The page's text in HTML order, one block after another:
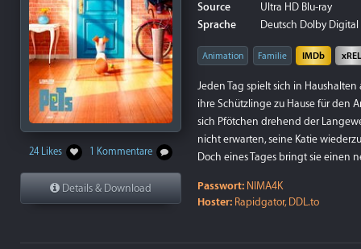
24 Likes 1 Kommentare
Details & Download
Source
Ultra HD Blu-ray
Sprache
Deutsch Dolby Digital
Animation Familie IMDb xREL
Jeden Tag spielt sich in
ihre Schützlinge zu Hause für den
sich Pfötchen drehend der
nicht erwarten, seine Katie
Doch eines Tages bringt sie einen
Passwort: NIMA4K
Hoster: Rapidgator, DDL.to